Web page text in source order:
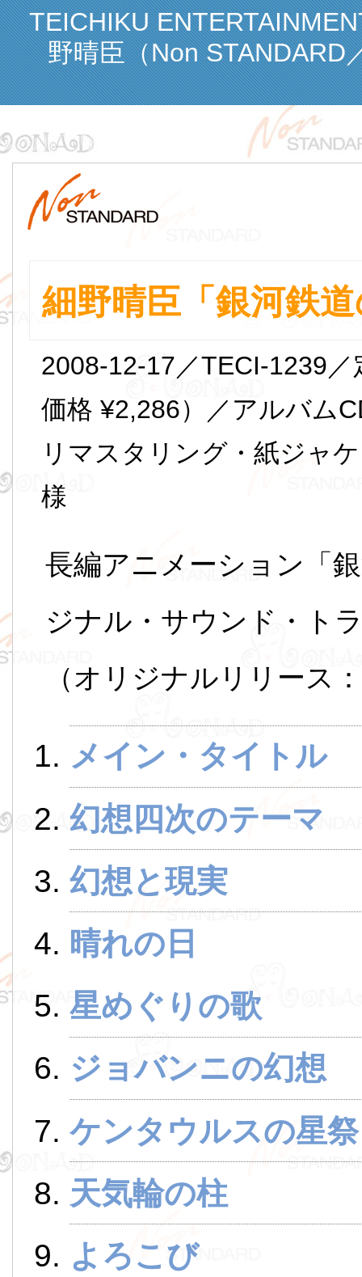
TEICHIKU
野晴臣（Non STANDARD
細野晴臣「銀河鉄
2008-12-17／TECI-1239
価格 ¥2,286）／アルバム
リマスタリング・紙ジャ
様
長編アニメーション「
ジナル・サウンド・ト
（オリジナルリリース
メイン・タイトル
幻想四次のテーマ
幻想と現実
晴れの日
星めぐりの歌
ジョバンニの幻想
ケンタウルスの星
天気輪の柱
よろこび